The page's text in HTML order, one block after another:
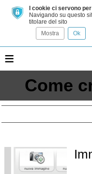
I cookie ci servono
Navigando su questo
titolare del sito
Mostra
Ok
≡
Come